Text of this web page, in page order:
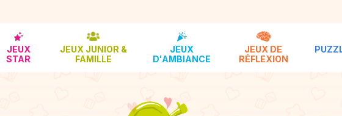
JEUX
STAR
JEUX JUNIOR &
FAMILLE
JEUX
D'AMBIANCE
JEUX DE
RÉFLEXION